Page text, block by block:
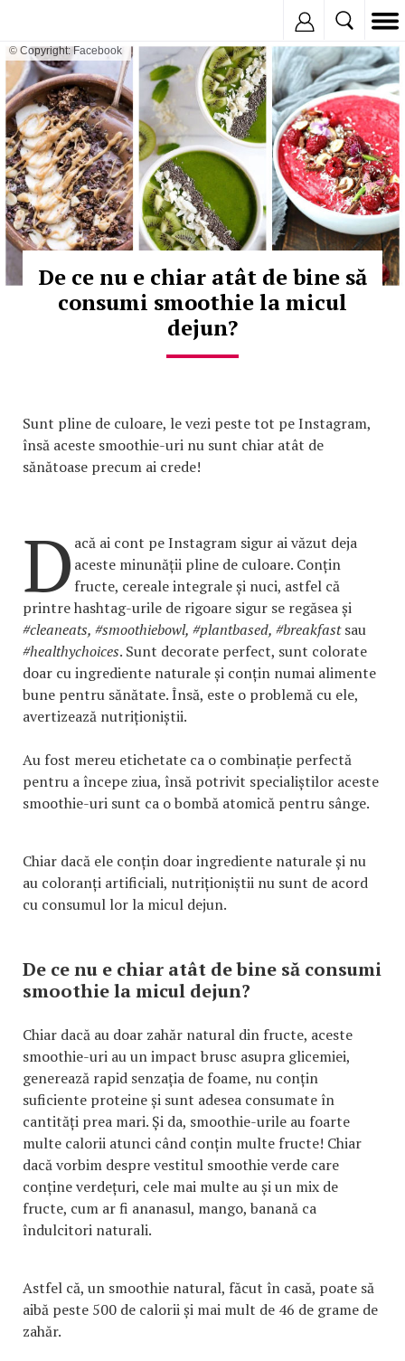
© Copyright: Facebook
De ce nu e chiar atât de bine să
consumi smoothie la micul
dejun?
Sunt pline de culoare, le vezi peste tot pe Instagram,
însă aceste smoothie-uri nu sunt chiar atât de
sănătoase precum ai crede!
D acă ai cont pe Instagram sigur ai văzut deja
aceste minunății pline de culoare. Conțin
fructe, cereale integrale și nuci, astfel că
printre hashtag-urile de rigoare sigur se regăsea și
#cleaneats, #smoothiebowl, #plantbased, #breakfastsau
#healthychoices. Sunt decorate perfect, sunt colorate
doar cu ingrediente naturale și conțin numai alimente
bune pentru sănătate. Însă, este o problemă cu ele,
avertizează nutriționiștii.
Au fost mereu etichetate ca o combinație perfectă
pentru a începe ziua, însă potrivit specialiștilor aceste
smoothie-uri sunt ca o bombă atomică pentru sânge.
Chiar dacă ele conțin doar ingrediente naturale și nu
au coloranți artificiali, nutriționiștii nu sunt de acord
cu consumul lor la micul dejun.
De ce nu e chiar atât de bine să consumi
smoothie la micul dejun?
Chiar dacă au doar zahăr natural din fructe, aceste
smoothie-uri au un impact brusc asupra glicemiei,
generează rapid senzația de foame, nu conțin
suficiente proteine și sunt adesea consumate în
cantități prea mari. Și da, smoothie-urile au foarte
multe calorii atunci când conțin multe fructe! Chiar
dacă vorbim despre vestitul smoothie verde care
conține verdețuri, cele mai multe au și un mix de
fructe, cum ar fi ananasul, mango, banană ca
îndulcitori naturali.
Astfel că, un smoothie natural, făcut în casă, poate să
aibă peste 500 de calorii și mai mult de 46 de grame de
zahăr.